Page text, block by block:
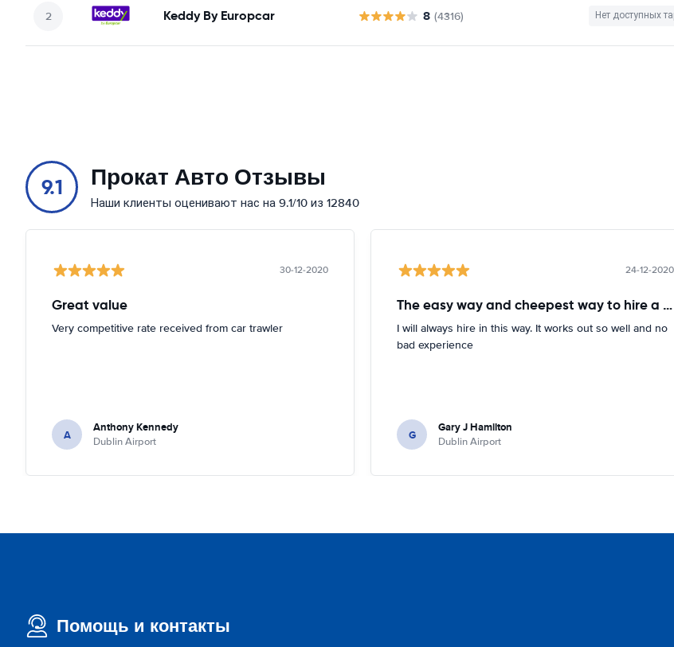
Keddy By Europcar 8 (4316) Нет доступных
9.1 Прокат Авто Отзывы
Наши клиенты оценивают нас на 9.1/10 из 12840
30-12-2020
Great value
Very competitive rate received from car trawler
A Anthony Kennedy
Dublin Airport
24-12-2020
The easy way and cheepest way to hire a car
I will always hire in this way. It works out so well and no
bad experience
G Gary J Hamilton
Dublin Airport
Помощь и контакты